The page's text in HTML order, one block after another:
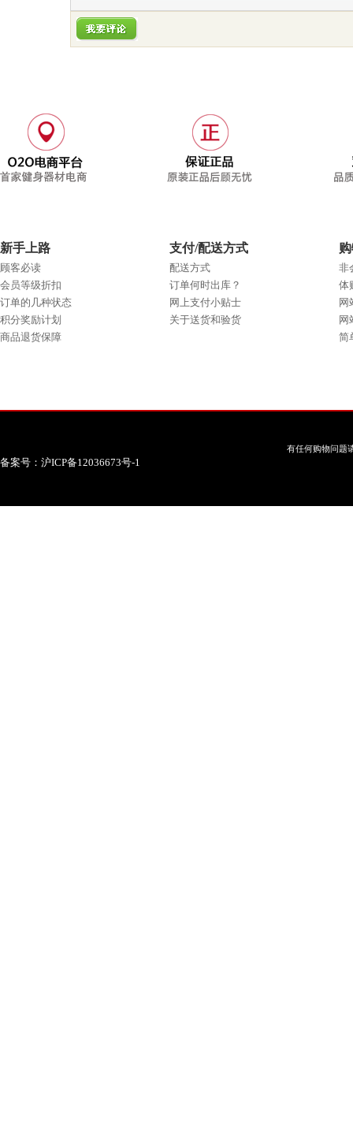
新手上路
顾客必读
会员等级折扣
订单的几种状态
积分奖励计划
商品退货保障
支付/配送方式
配送方式
订单何时出库？
网上支付小贴士
关于送货和验货
非
体
网
网
简
有任何购物问题
备案号：沪ICP备12036673号-1